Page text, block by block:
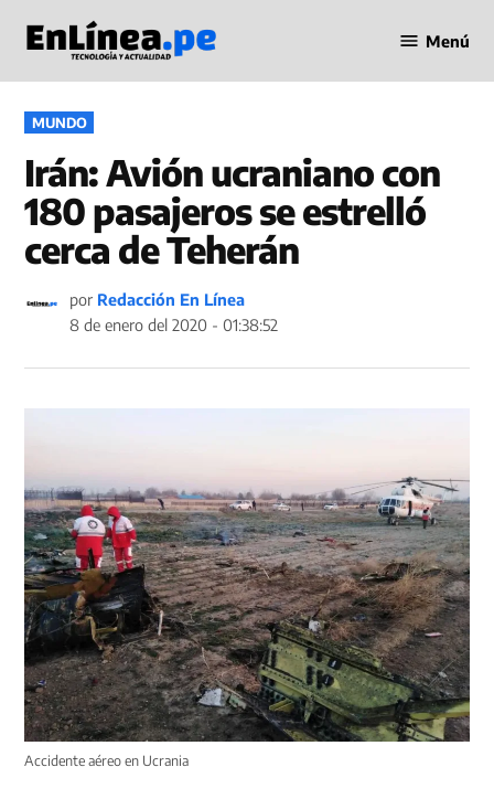
contenido
en Línea
Menú
PUBLICADO
EN
MUNDO
Irán: Avión ucraniano con
180 pasajeros se estrelló
cerca de Teherán
por Redacción En Línea
8 de enero del 2020 - 01:38:52
Accidente aéreo en Ucrania